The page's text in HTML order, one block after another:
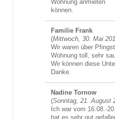
Wohnung anmieten
können.
Familie Frank
(Mittwoch, 30. Mai
Wir waren über
Wohnung toll, sehr
Wir können diese
Danke.
Nadine Tornow
(Sonntag, 21. August
Ich war vom 16.08.-
hat es sehr gut